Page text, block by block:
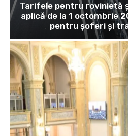
Tarifele pentru rovinietă
aplică de la 1 octombrie
pentru șoferi și